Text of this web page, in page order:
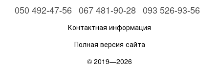
050 492-47-56 067 481-90-28 093 526-93-56
Контактная информация
Полная версия сайта
© 2019—2026